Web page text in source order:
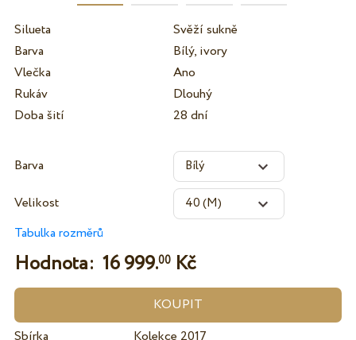
Silueta
Svěží sukně
Barva
Bílý, ivory
Vlečka
Ano
Rukáv
Dlouhý
Doba šití
28 dní
Barva
Velikost
Tabulka rozměrů
Hodnota: 16 999.00Kč
Sbírka
Kolekce 2017